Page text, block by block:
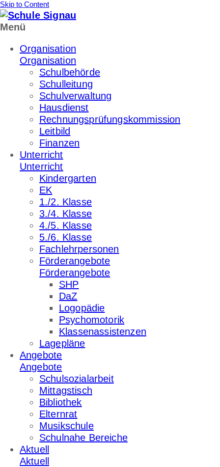
Skip to Content
Menü
Organisation
Organisation
Schulbehörde
Schulleitung
Schulverwaltung
Hausdienst
Rechnungsprüfungskommission
Leitbild
Finanzen
Unterricht
Unterricht
Kindergarten
EK
1./2. Klasse
3./4. Klasse
4./5. Klasse
5./6. Klasse
Fachlehrpersonen
Förderangebote
Förderangebote
SHP
DaZ
Logopädie
Psychomotorik
Klassenassistenzen
Lagepläne
Angebote
Angebote
Schulsozialarbeit
Mittagstisch
Bibliothek
Elternrat
Musikschule
Schulnahe Bereiche
Aktuell
Aktuell